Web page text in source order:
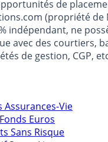
de référence sur
de
(propriété de
indépendant, ne
avec des courtiers,
de gestion, CGP, etc.
Vie